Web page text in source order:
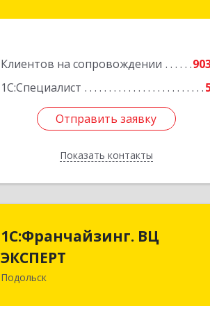
Клиентов на сопровождении
1С:Специалист
Отправить заявку
Показать контакты
Отправить заявку
Назад
1С:Франчайзинг. ВЦ
ЭКСПЕРТ
Подольск
1С:Франчайзинг. ВЦ
ЭКСПЕРТ